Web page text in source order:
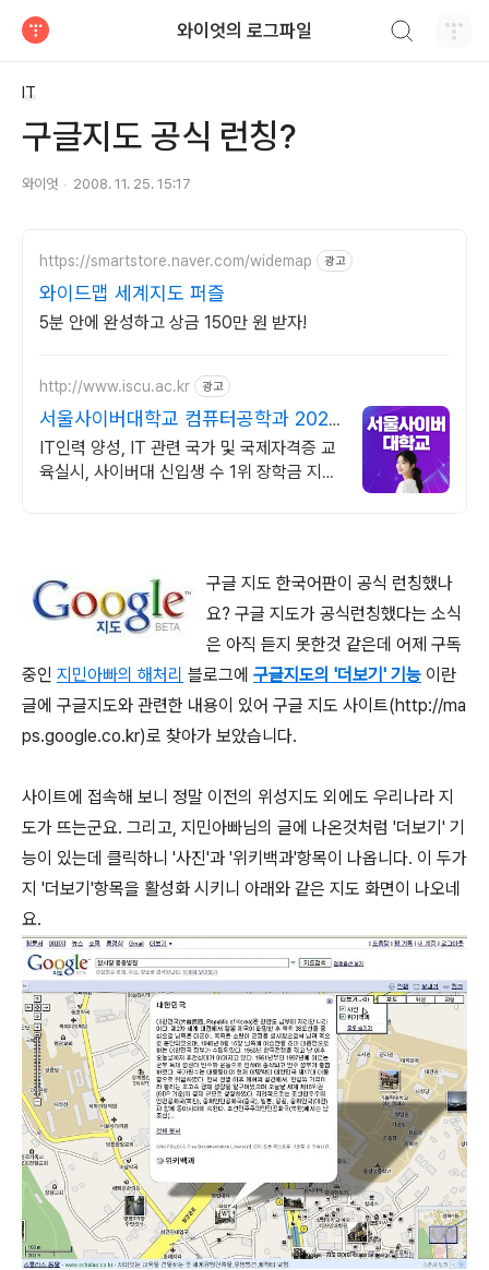
와이엇의 로그파일
IT
구글지도 공식 런칭?
와이엇 2008. 11. 25. 15:17
https://smartstore.naver.com/widemap 광고
와이드맵 세계지도 퍼즐
5분 안에 완성하고 상금 150만 원 받자!
http://www.iscu.ac.kr 광고
서울사이버대학교 컴퓨터공학과 2026
가을학기 신편입생
IT인력 양성, IT 관련 국가 및 국제자격증 교
육실시, 사이버대 신입생 수 1위 장학금 지급
구글 지도 한국어판이 공식 런칭했나
요? 구글 지도가 공식런칭했다는 소식
은 아직 듣지 못한것 같은데 어제 구독
중인 지민아빠의 해처리 블로그에 구글지도의 '더보기' 기능 이란
글에 구글지도와 관련한 내용이 있어 구글 지도 사이트(http://ma
ps.google.co.kr)로 찾아가 보았습니다.
사이트에 접속해 보니 정말 이전의 위성지도 외에도 우리나라 지
도가 뜨는군요. 그리고, 지민아빠님의 글에 나온것처럼 '더보기' 기
능이 있는데 클릭하니 '사진'과 '위키백과'항목이 나옵니다. 이 두가
지 '더보기'항목을 활성화 시키니 아래와 같은 지도 화면이 나오네
요.